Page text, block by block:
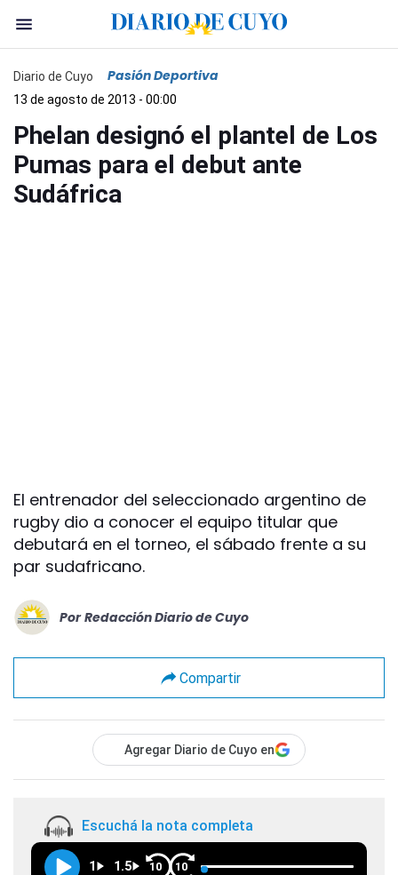
Diario de Cuyo Pasión Deportiva
13 de agosto de 2013 - 00:00
Phelan designó el plantel de Los
Pumas para el debut ante
Sudáfrica
El entrenador del seleccionado argentino de
rugby dio a conocer el equipo titular que
debutará en el torneo, el sábado frente a su
par sudafricano.
Por Redacción Diario de Cuyo
Compartir
Agregar Diario de Cuyo en
Escuchá la nota completa
1 1.5 10 10